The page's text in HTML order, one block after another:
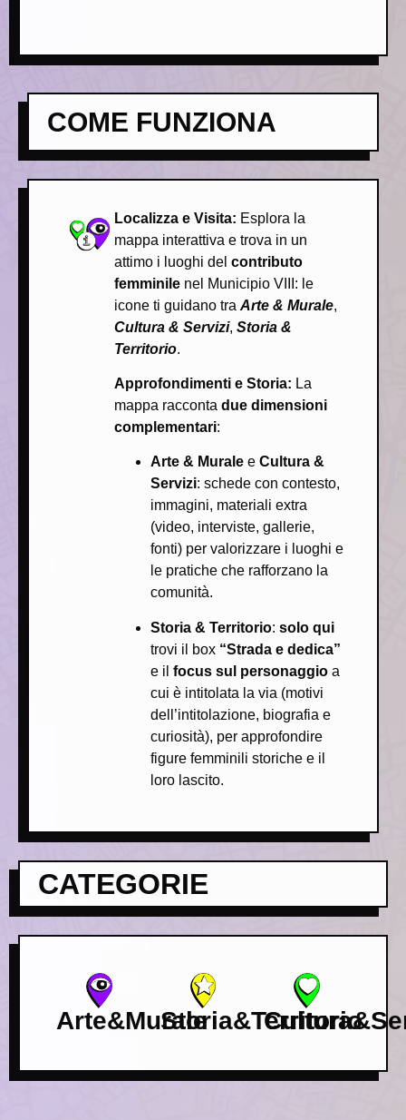
COME FUNZIONA
Localizza e Visita: Esplora la
mappa interattiva e trova in un
attimo i luoghi delcontributo
femminile nel Municipio VIII: le
icone ti guidano traArte & Murale,
Cultura & Servizi,Storia &
Territorio.
Approfondimenti e Storia: La
mappa raccontadue dimensioni
complementari:
Arte & Murale eCultura &
Servizi: schede con contesto,
immagini, materiali extra
(video, interviste, gallerie,
fonti) per valorizzare i luoghi e
le pratiche che rafforzano la
comunità.
Storia & Territorio:solo qui
trovi il box “Strada e dedica”
e ilfocus sul personaggio a
cui è intitolata la via (motivi
dell’intitolazione, biografia e
curiosità), per approfondire
figure femminili storiche e il
loro lascito.
CATEGORIE
Arte&MuraleStoria&Territorio